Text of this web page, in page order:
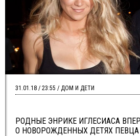
РОДНЫЕ ЭНРИКЕ ИГЛЕСИАСА
О НОВОРОЖДЕННЫХ ДЕТЯХ ПЕВЦА
31.01.18 / 23:55 / ДОМ И ДЕТИ